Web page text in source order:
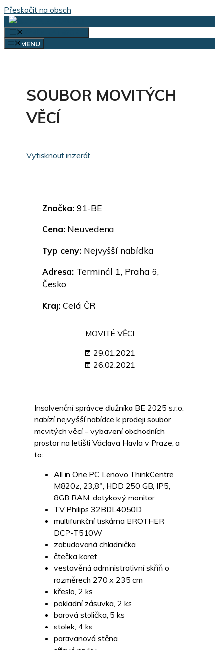
Přeskočit na obsah
MENU
SOUBOR MOVITÝCH
VĚCÍ
Vytisknout inzerát
Značka: 91-BE
Cena: Neuvedena
Typ ceny: Nejvyšší nabídka
Adresa: Terminál 1, Praha 6,
Česko
Kraj: Celá ČR
MOVITÉ VĚCI
29.01.2021
26.02.2021
Insolvenční správce dlužníka BE 2025 s.r.o.
nabízí nejvyšší nabídce k prodeji soubor
movitých věcí – vybavení obchodních
prostor na letišti Václava Havla v Praze, a
to:
All in One PC Lenovo ThinkCentre
M820z, 23,8″, HDD 250 GB, IP5,
8GB RAM, dotykový monitor
TV Philips 32BDL4050D
multifunkční tiskárna BROTHER
DCP-T510W
zabudovaná chladnička
čtečka karet
vestavěná administrativní skříň o
rozměrech 270 x 235 cm
křeslo, 2 ks
pokladní zásuvka, 2 ks
barová stolička, 5 ks
stolek, 4 ks
paravanová stěna